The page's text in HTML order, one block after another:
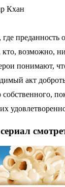
Кхан
преданность
кто, возможно,
понимают,
акт